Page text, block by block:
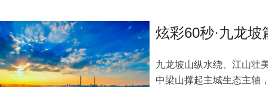
炫彩60秒·九龙坡
九龙坡山纵水绕、江山壮
中梁山撑起主城生态主轴